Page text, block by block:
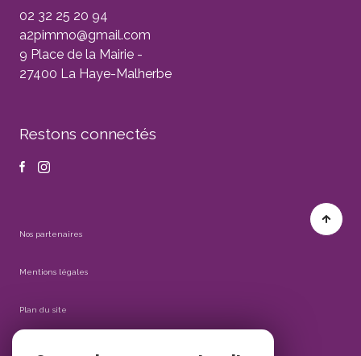
02 32 25 20 94
a2pimmo@gmail.com
9 Place de la Mairie -
27400 La Haye-Malherbe
Restons connectés
Nos partenaires
Mentions légales
Plan du site